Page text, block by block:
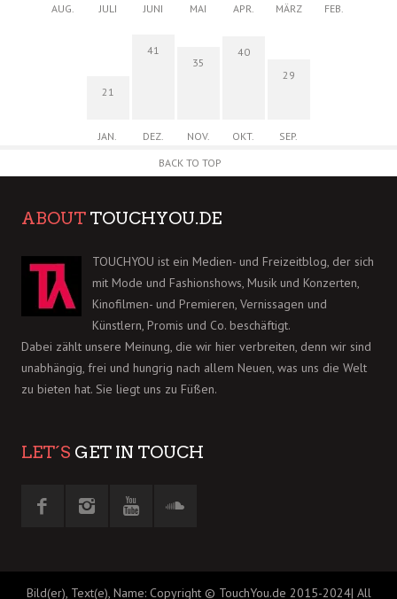
AUG. JULI JUNI MAI APR. MÄRZ FEB.
21
JAN.
41
DEZ.
35
NOV.
40
OKT.
29
SEP.
BACK TO TOP
ABOUT TOUCHYOU.DE
TOUCHYOU ist ein Medien- und Freizeitblog, der sich
mit Mode und Fashionshows, Musik und Konzerten,
Kinofilmen- und Premieren, Vernissagen und
Künstlern, Promis und Co. beschäftigt.
Dabei zählt unsere Meinung, die wir hier verbreiten, denn wir sind
unabhängig, frei und hungrig nach allem Neuen, was uns die Welt
zu bieten hat. Sie liegt uns zu Füßen.
LET´S GET IN TOUCH
Bild(er), Text(e), Name: Copyright © TouchYou.de 2015-2024| All